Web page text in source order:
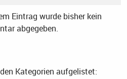
Eintrag wurde bisher kein
abgegeben.
Kategorien aufgelistet: